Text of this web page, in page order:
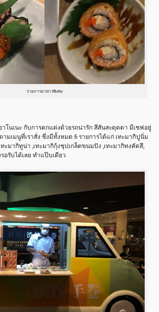
รายการอาหารพิเศษ
โนเนะ กับการตกแต่งด้วยรถน่ารัก สีสันสะดุดตา มีเชฟอยู่
มเมนูที่เราสั่ง ซึ่งมีทั้งหมด 6 รายการได้แก่ เทะมากิปูนิ่ม
ะมากิทูน่า ,เทะมากิกุ้งชุปเกล็ดขนมปัง ,เทะมากิทงคัตสึ,
อรับได้เลย ทำแป๊บเดียว